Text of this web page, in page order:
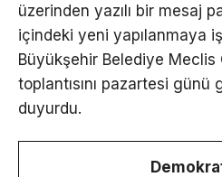
üzerinden yazılı bir mesaj
içindeki yeni yapılanmaya
Büyükşehir Belediye Meclis
toplantısını pazartesi
duyurdu.